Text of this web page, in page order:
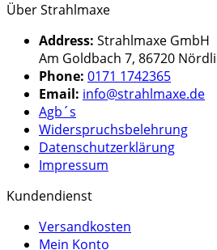
Über Strahlmaxe
Address: Strahlmaxe GmbH
Am Goldbach 7, 86720
Phone: 0171 1742365
Email: info@strahlmaxe.de
Agb´s
Widerspruchsbelehrung
Datenschutzerklärung
Impressum
Kundendienst
Versandkosten
Mein Konto